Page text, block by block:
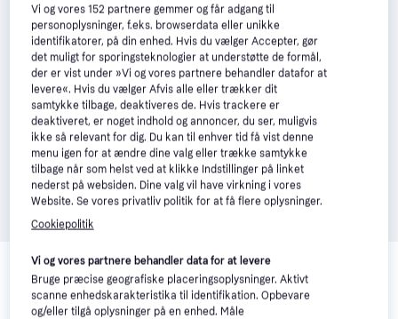
Relaterede produkter
Se vores forslag til andre produkter, der matcher dine
interesser. Vis alle
Vi og vores152 partnere gemmer og får adgang til
personoplysninger, f.eks. browserdata eller unikke
identifikatorer, på din enhed. Hvis du vælger Accepter, gør
det muligt for sporingsteknologier at understøtte de formål,
der er vist under »Vi og vores partnere behandler datafor at
levere«. Hvis du vælger Afvis alle eller trækker dit
samtykke tilbage, deaktiveres de. Hvis trackere er
deaktiveret, er noget indhold og annoncer, du ser, muligvis
ikke så relevant for dig. Du kan til enhver tid få vist denne
menu igen for at ændre dine valg eller trække samtykke
tilbage når som helst ved at klikke Indstillinger på linket
nederst på websiden. Dine valg vil have virkning i vores
Website. Se vores privatliv politik for at få flere oplysninger.
Cookiepolitik
Vi og vores partnere behandler data for at levere
Bruge præcise geografiske placeringsoplysninger. Aktivt
scanne enhedskarakteristika til identifikation. Opbevare
og/eller tilgå oplysninger på en enhed. Måle